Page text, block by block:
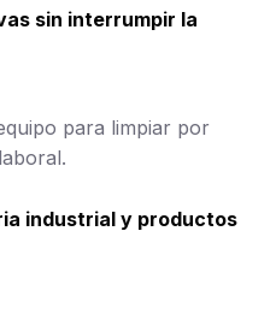
sin interrumpir la
para limpiar por
industrial y productos